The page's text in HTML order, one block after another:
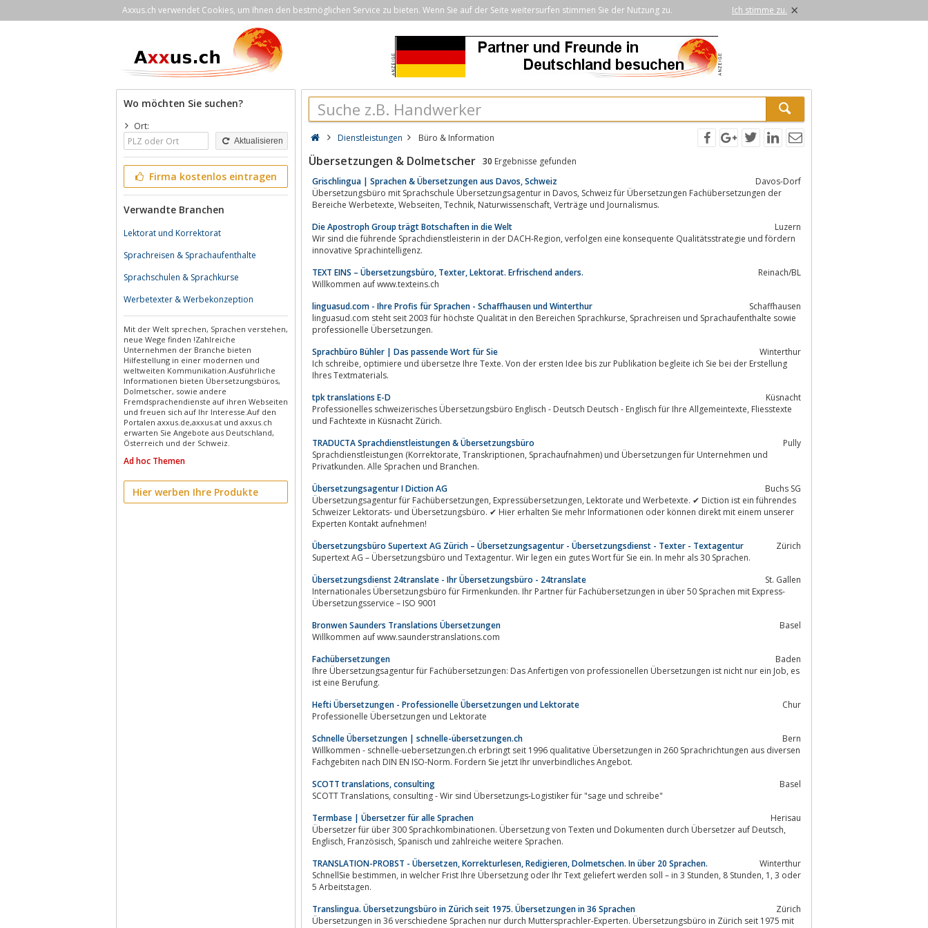
Axxus.ch verwendet Cookies, um Ihnen den bestmöglichen Service zu bieten. Wenn Sie auf der Seite weitersurfen stimmen Sie der Nutzung zu. Ich stimme zu. ×
Wo möchten Sie suchen?
Ort:
Aktualisieren
Firma kostenlos eintragen
Verwandte Branchen
Lektorat und Korrektorat
Sprachreisen & Sprachaufenthalte
Sprachschulen & Sprachkurse
Werbetexter & Werbekonzeption
Mit der Welt sprechen, Sprachen verstehen,
neue Wege finden !Zahlreiche
Unternehmen der Branche bieten
Hilfestellung in einer modernen und
weltweiten Kommunikation.Ausführliche
Informationen bieten Übersetzungsbüros,
Dolmetscher, sowie andere
Fremdsprachendienste auf ihren Webseiten
und freuen sich auf Ihr Interesse.Auf den
Portalen axxus.de,axxus.at und axxus.ch
erwarten Sie Angebote aus Deutschland,
Österreich und der Schweiz.
Ad hoc Themen
Hier werben Ihre Produkte
Dienstleistungen Büro & Information
Übersetzungen & Dolmetscher 30 Ergebnisse gefunden
Grischlingua | Sprachen & Übersetzungen aus Davos, Schweiz
Davos-Dorf
Übersetzungsbüro mit Sprachschule Übersetzungsagentur in Davos, Schweiz für Übersetzungen Fachübersetzungen der
Bereiche Werbetexte, Webseiten, Technik, Naturwissenschaft, Verträge und Journalismus.
Die Apostroph Group trägt Botschaften in die Welt
Luzern
Wir sind die führende Sprachdienstleisterin in der DACH-Region, verfolgen eine konsequente Qualitätsstrategie und fördern
innovative Sprachintelligenz.
TEXT EINS – Übersetzungsbüro, Texter, Lektorat. Erfrischend anders.
Reinach/BL
Willkommen auf www.texteins.ch
linguasud.com - Ihre Profis für Sprachen - Schaffhausen und Winterthur
Schaffhausen
linguasud.com steht seit 2003 für höchste Qualität in den Bereichen Sprachkurse, Sprachreisen und Sprachaufenthalte sowie
professionelle Übersetzungen.
Sprachbüro Bühler | Das passende Wort für Sie
Winterthur
Ich schreibe, optimiere und übersetze Ihre Texte. Von der ersten Idee bis zur Publikation begleite ich Sie bei der Erstellung
Ihres Textmaterials.
tpk translations E-D
Küsnacht
Professionelles schweizerisches Übersetzungsbüro Englisch - Deutsch Deutsch - Englisch für Ihre Allgemeintexte, Fliesstexte
und Fachtexte in Küsnacht Zürich.
TRADUCTA Sprachdienstleistungen & Übersetzungsbüro
Pully
Sprachdienstleistungen (Korrektorate, Transkriptionen, Sprachaufnahmen) und Übersetzungen für Unternehmen und
Privatkunden. Alle Sprachen und Branchen.
Übersetzungsagentur I Diction AG
Buchs SG
Übersetzungsagentur für Fachübersetzungen, Expressübersetzungen, Lektorate und Werbetexte. ✔ Diction ist ein führendes
Schweizer Lektorats- und Übersetzungsbüro. ✔ Hier erhalten Sie mehr Informationen oder können direkt mit einem unserer
Experten Kontakt aufnehmen!
Übersetzungsbüro Supertext AG Zürich – Übersetzungsagentur - Übersetzungsdienst - Texter - Textagentur
Zürich
Supertext AG – Übersetzungsbüro und Textagentur. Wir legen ein gutes Wort für Sie ein. In mehr als 30 Sprachen.
Übersetzungsdienst 24translate - Ihr Übersetzungsbüro - 24translate
St. Gallen
Internationales Übersetzungsbüro für Firmenkunden. Ihr Partner für Fachübersetzungen in über 50 Sprachen mit Express-
Übersetzungsservice – ISO 9001
Bronwen Saunders Translations Übersetzungen
Basel
Willkommen auf www.saunderstranslations.com
Fachübersetzungen
Baden
Ihre Übersetzungsagentur für Fachübersetzungen: Das Anfertigen von professionellen Übersetzungen ist nicht nur ein Job, es
ist eine Berufung.
Hefti Übersetzungen - Professionelle Übersetzungen und Lektorate
Chur
Professionelle Übersetzungen und Lektorate
Schnelle Übersetzungen | schnelle-übersetzungen.ch
Bern
Willkommen - schnelle-uebersetzungen.ch erbringt seit 1996 qualitative Übersetzungen in 260 Sprachrichtungen aus diversen
Fachgebiten nach DIN EN ISO-Norm. Fordern Sie jetzt Ihr unverbindliches Angebot.
SCOTT translations, consulting
Basel
SCOTT Translations, consulting - Wir sind Übersetzungs-Logistiker für "sage und schreibe"
Termbase | Übersetzer für alle Sprachen
Herisau
Übersetzer für über 300 Sprachkombinationen. Übersetzung von Texten und Dokumenten durch Übersetzer auf Deutsch,
Englisch, Französisch, Spanisch und zahlreiche weitere Sprachen.
TRANSLATION-PROBST - Übersetzen, Korrekturlesen, Redigieren, Dolmetschen. In über 20 Sprachen.
Winterthur
SchnellSie bestimmen, in welcher Frist Ihre Übersetzung oder Ihr Text geliefert werden soll – in 3 Stunden, 8 Stunden, 1, 3 oder
5 Arbeitstagen.
Translingua. Übersetzungsbüro in Zürich seit 1975. Übersetzungen in 36 Sprachen
Zürich
Übersetzungen in 36 verschiedene Sprachen nur durch Muttersprachler-Experten. Übersetzungsbüro in Zürich seit 1975 mit